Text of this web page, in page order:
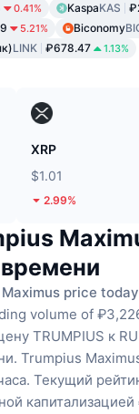
0.41% KaspaKAS
5.21% Biconomy
LINK ₽678.47 1.13%
XRP
$1.01
2.99%
price today
volume of
TRUMPIUS к
Trumpius
Текущий
капитализацией